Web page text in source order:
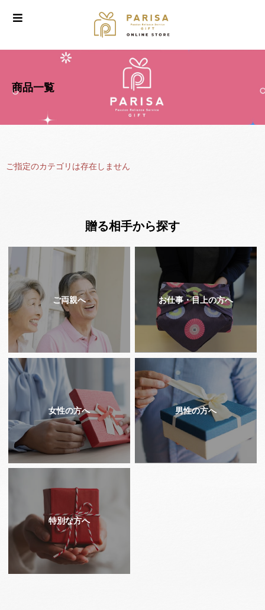
商品一覧
ご指定のカテゴリは存在しません
贈る相手から探す
ご両親へ お仕事・目上の方へ
女性の方へ 男性の方へ
特別な方へ